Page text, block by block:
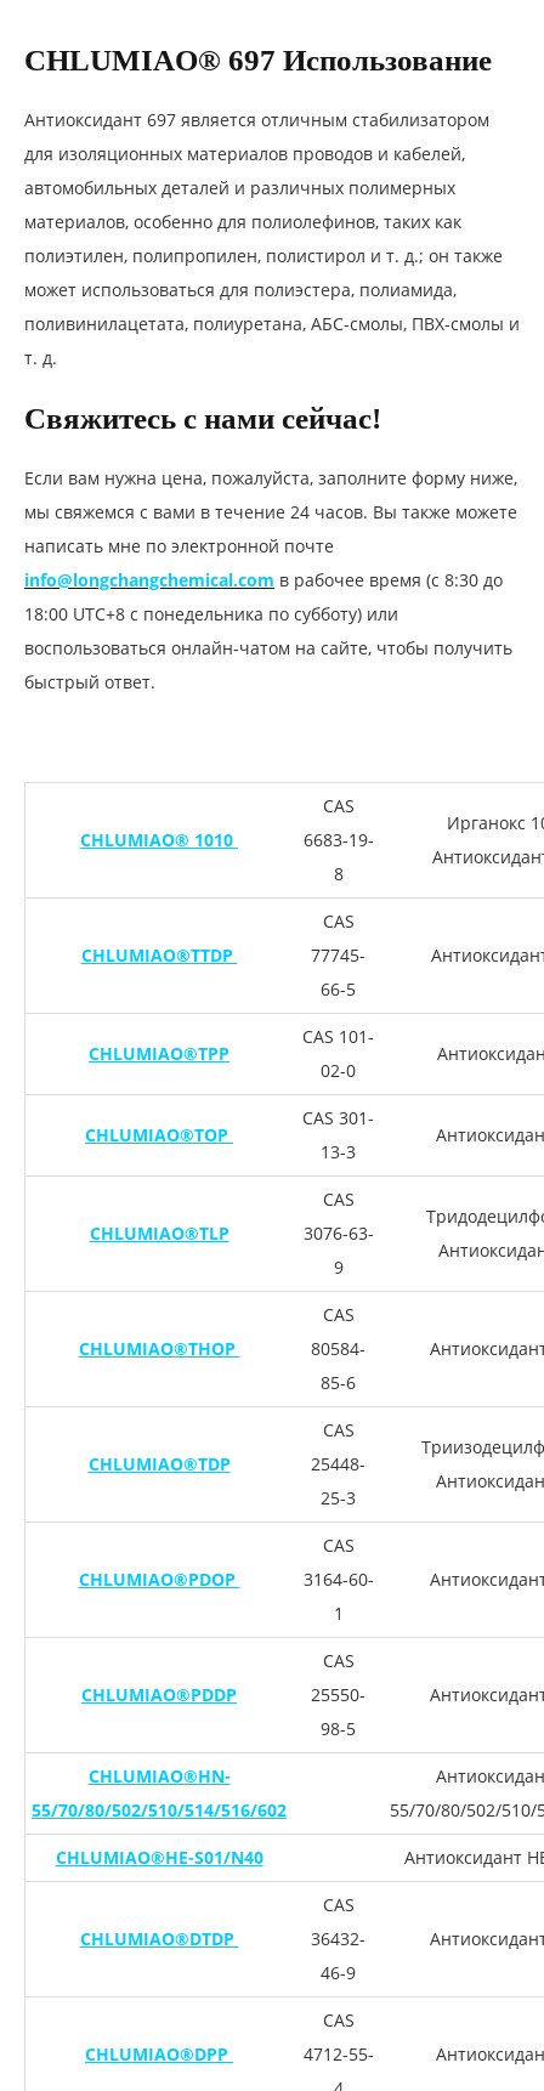
CHLUMIAO® 697 Использование
Антиоксидант 697 является отличным стабилизатором
для изоляционных материалов проводов и кабелей,
автомобильных деталей и различных полимерных
материалов, особенно для полиолефинов, таких как
полиэтилен, полипропилен, полистирол и т. д.; он также
может использоваться для полиэстера, полиамида,
поливинилацетата, полиуретана, АБС-смолы, ПВХ-смолы и
т. д.
Свяжитесь с нами сейчас!
Если вам нужна цена, пожалуйста, заполните форму ниже,
мы свяжемся с вами в течение 24 часов. Вы также можете
написать мне по электронной почте
info@longchangchemical.com в рабочее время (с 8:30 до
18:00 UTC+8 с понедельника по субботу) или
воспользоваться онлайн-чатом на сайте, чтобы получить
быстрый ответ.
CHLUMIAO® 1010
CAS
6683-19-
8
Ирганокс
CHLUMIAO®TTDP
CAS
77745-
66-5
CHLUMIAO®TPP
CAS 101-
02-0
CHLUMIAO®TOP
CAS 301-
13-3
CHLUMIAO®TLP
CAS
3076-63-
9
CHLUMIAO®THOP
CAS
80584-
85-6
CHLUMIAO®TDP
CAS
25448-
25-3
CHLUMIAO®PDOP
CAS
3164-60-
1
CHLUMIAO®PDDP
CAS
25550-
98-5
CHLUMIAO®HN-
55/70/80/502/510/514/516/602
55/70/80/502/510/
CHLUMIAO®HE-S01/N40 Антиоксидант
CHLUMIAO®DTDP
CAS
36432-
46-9
CHLUMIAO®DPP
CAS
4712-55-